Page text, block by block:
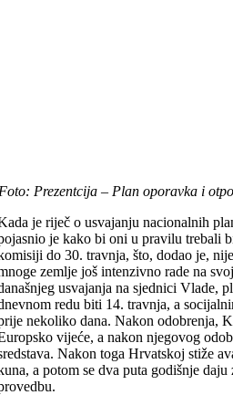
Prezentcija – Plan oporavka i
je riječ o usvajanju nacionalnih
je kako bi oni u pravilu trebali
do 30. travnja, što, dodao je,
zemlje još intenzivno rade na
usvajanja na sjednici Vlade,
redu biti 14. travnja, a
nekoliko dana. Nakon odobrenja,
vijeće, a nakon njegovog
Nakon toga Hrvatskoj stiže
a potom se dva puta godišnje daju